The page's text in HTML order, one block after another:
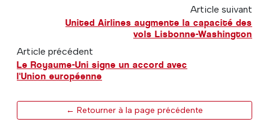
Article suivant
United Airlines augmente la capacité des
vols Lisbonne-Washington
Article précédent
Le Royaume-Uni signe un accord avec
l'Union européenne
← Retourner à la page précédente